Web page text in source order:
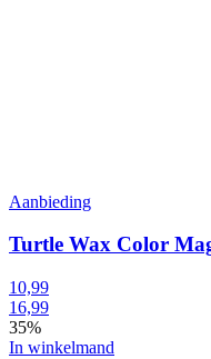
Aanbieding
Turtle Wax Color
10,99
16,99
35%
In winkelmand